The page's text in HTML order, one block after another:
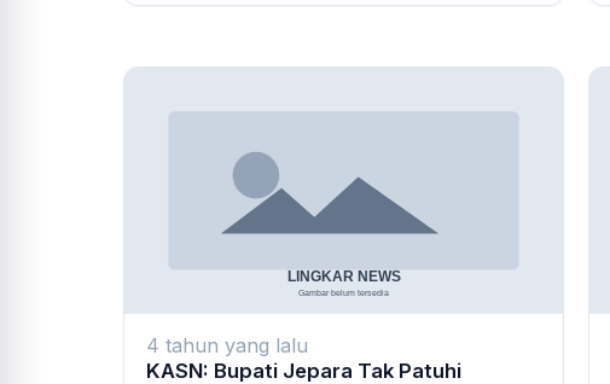
4 tahun yang lalu
KASN: Bupati Jepara Tak Patuhi